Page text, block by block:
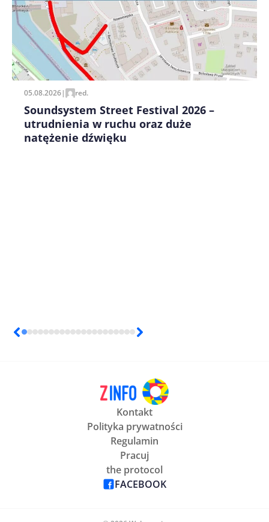
Zapamiętaj moje dane w tej przeglądarce podczas
pisania kolejnych komentarzy.
05.08.2026| red.
Soundsystem Street Festival 2026 –
utrudnienia w ruchu oraz duże
natężenie dźwięku
Kontakt
Polityka prywatności
Regulamin
Pracuj
the protocol
FACEBOOK